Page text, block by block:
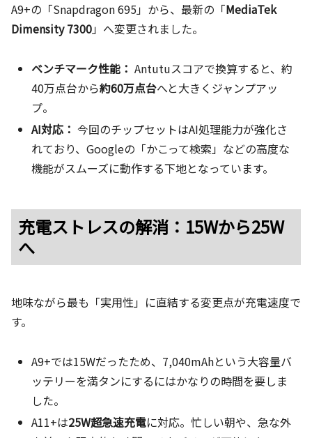
A9+の「Snapdragon 695」から、最新の「MediaTek
Dimensity 7300」へ変更されました。
ベンチマーク性能： Antutuスコアで換算すると、約
40万点台から約60万点台へと大きくジャンプアッ
プ。
AI対応： 今回のチップセットはAI処理能力が強化さ
れており、Googleの「かこって検索」などの高度な
機能がスムーズに動作する下地となっています。
充電ストレスの解消：15Wから25W
へ
地味ながら最も「実用性」に直結する変更点が充電速度で
す。
A9+では15Wだったため、7,040mAhという大容量バ
ッテリーを満タンにするにはかなりの時間を要しま
した。
A11+は25W超急速充電に対応。忙しい朝や、急な外